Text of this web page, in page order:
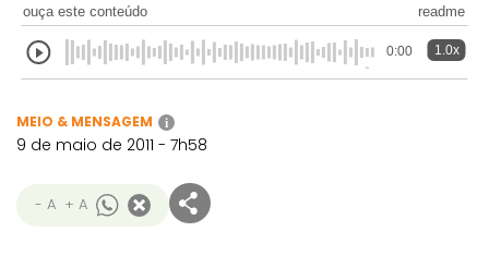
ouça este conteúdo readme
0:00 1.0x
MEIO & MENSAGEM i
9 de maio de 2011 - 7h58
- A + A